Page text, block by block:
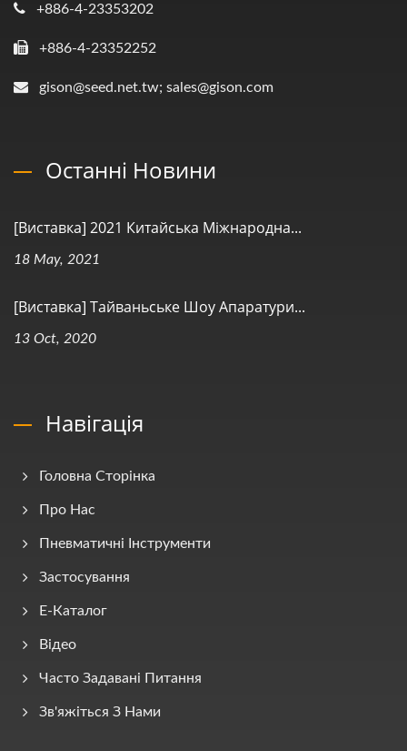
+886-4-23353202
+886-4-23352252
gison@seed.net.tw; sales@gison.com
Останні Новини
[Виставка] 2021 Китайська Міжнародна...
18 May, 2021
[Виставка] Тайваньське Шоу Апаратури...
13 Oct, 2020
Навігація
Головна Сторінка
Про Нас
Пневматичні Інструменти
Застосування
E-Каталог
Відео
Часто Задавані Питання
Зв'яжіться З Нами